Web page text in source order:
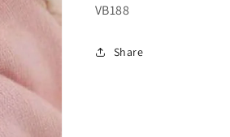
VB188
Share